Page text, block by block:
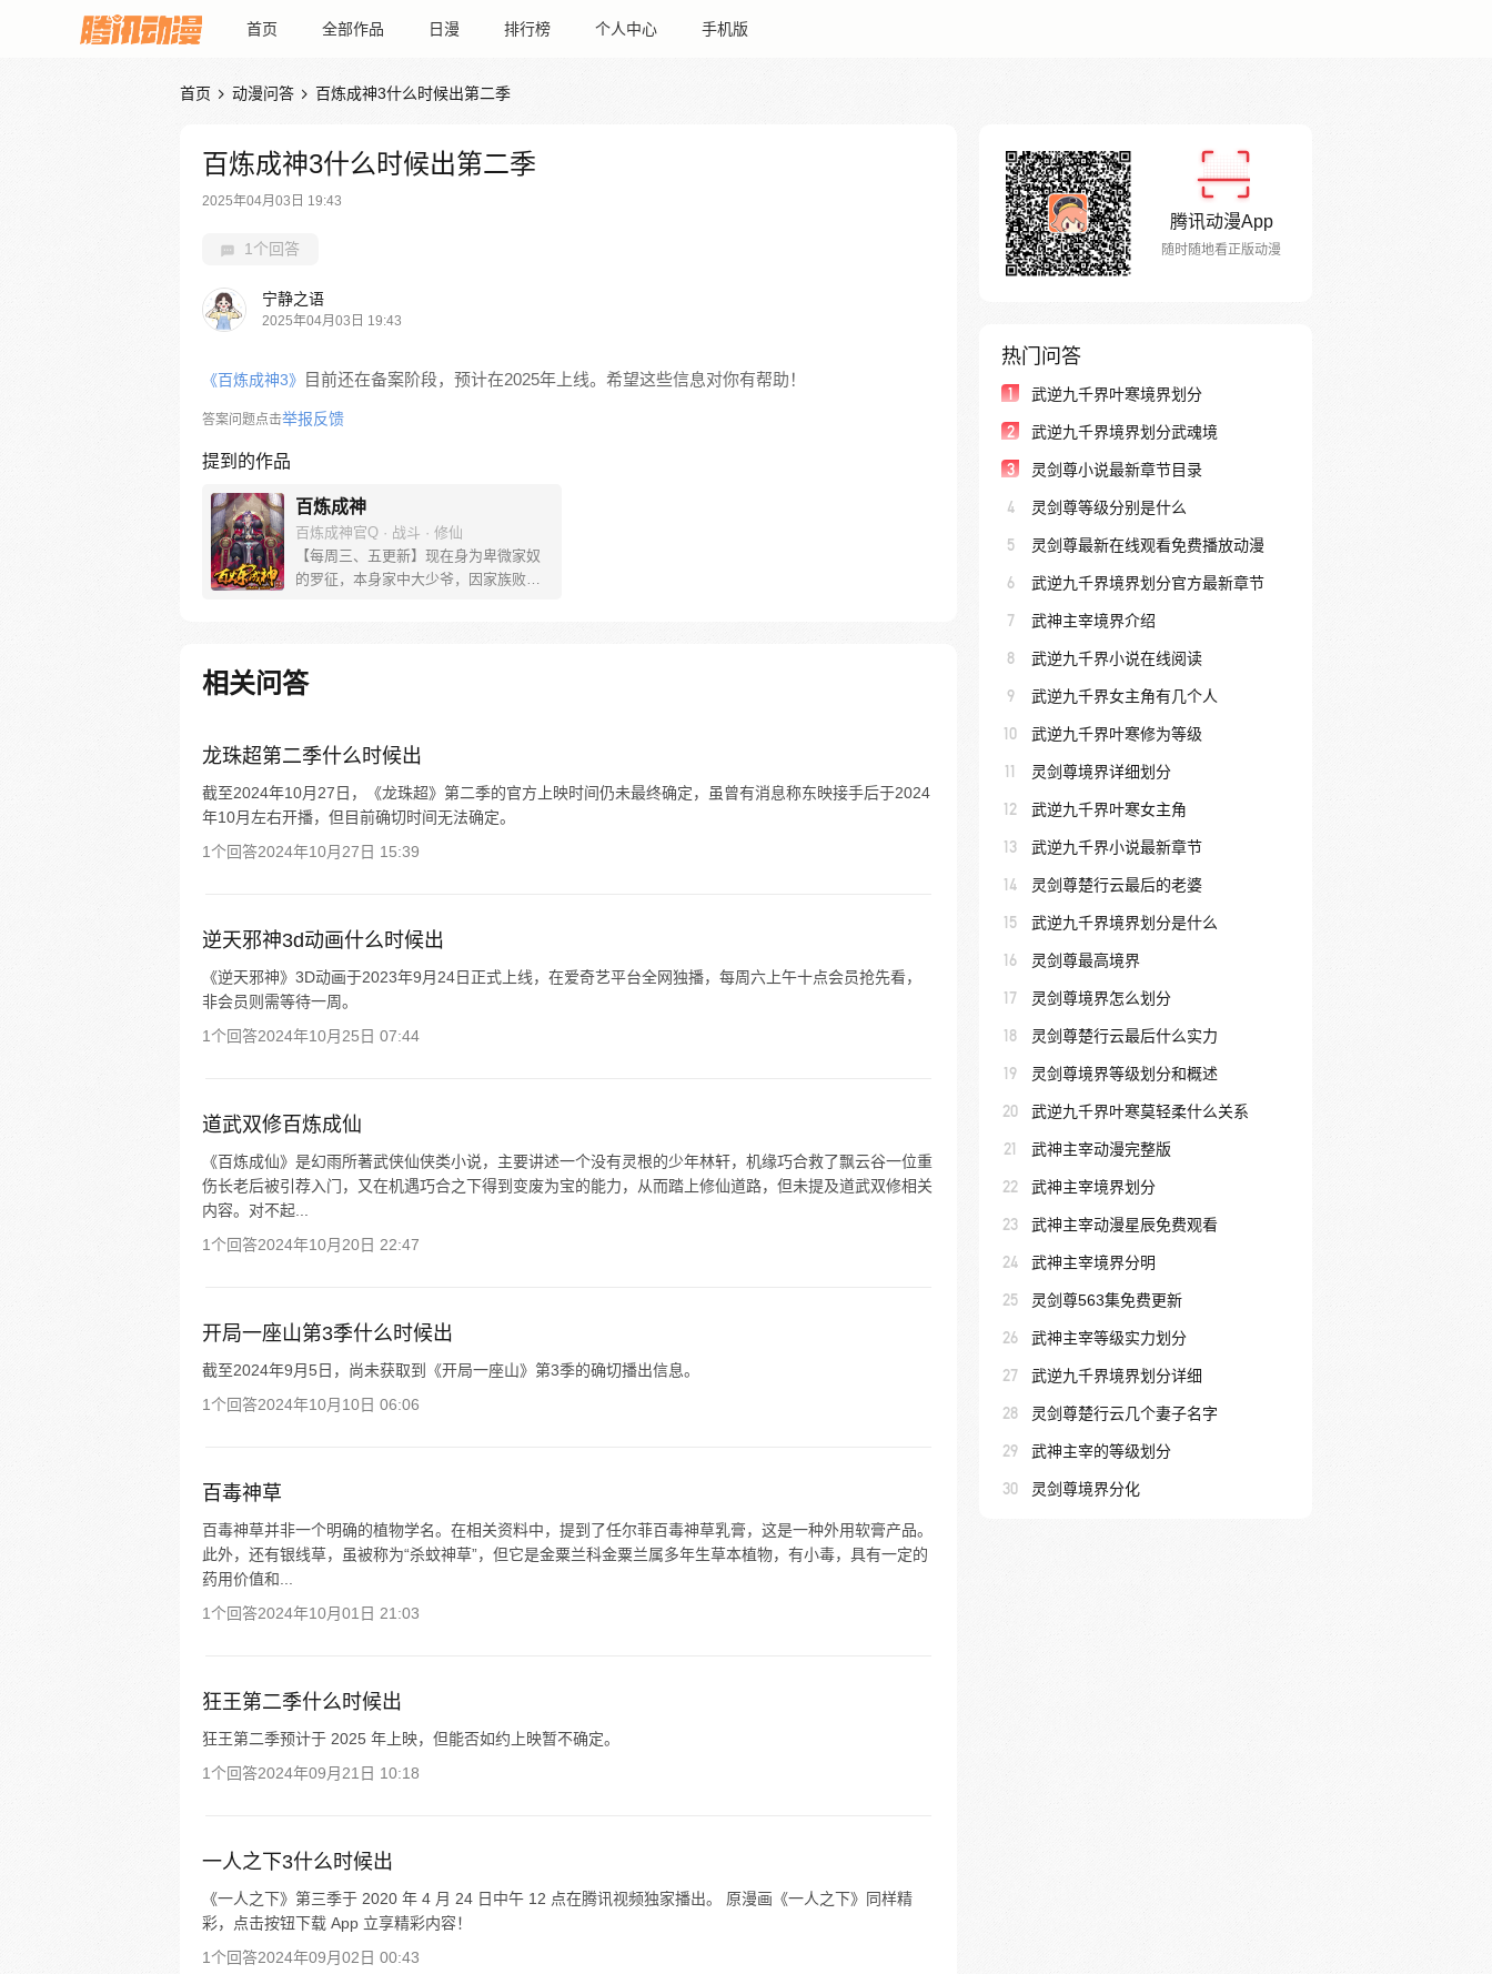
首页 全部作品 日漫 排行榜 个人中心 手机版
首页  动漫问答  百炼成神3什么时候出第二季
百炼成神3什么时候出第二季
2025年04月03日 19:43
1个回答
宁静之语
2025年04月03日 19:43
《百炼成神3》 目前还在备案阶段，预计在2025年上线。希望这些信息对你有帮助！
答案问题点击举报反馈
提到的作品
百炼成神
百炼成神官Q · 战斗 · 修仙
【每周三、五更新】现在身为卑微家奴
的罗征，本身家中大少爷，因家族败
炼制成器！而隐藏在这背后的神秘力量
到底是什么？参与周边活动请加QQ粉丝
相关问答
龙珠超第二季什么时候出
截至2024年10月27日，《龙珠超》第二季的官方上映时间仍未最终确定，虽曾有消息称东映接手后于2024
年10月左右开播，但目前确切时间无法确定。
1个回答2024年10月27日 15:39
逆天邪神3d动画什么时候出
《逆天邪神》3D动画于2023年9月24日正式上线，在爱奇艺平台全网独播，每周六上午十点会员抢先看，
非会员则需等待一周。
1个回答2024年10月25日 07:44
道武双修百炼成仙
《百炼成仙》是幻雨所著武侠仙侠类小说，主要讲述一个没有灵根的少年林轩，机缘巧合救了飘云谷一位重
伤长老后被引荐入门，又在机遇巧合之下得到变废为宝的能力，从而踏上修仙道路，但未提及道武双修相关
内容。对不起...
1个回答2024年10月20日 22:47
开局一座山第3季什么时候出
截至2024年9月5日，尚未获取到《开局一座山》第3季的确切播出信息。
1个回答2024年10月10日 06:06
百毒神草
百毒神草并非一个明确的植物学名。在相关资料中，提到了任尔菲百毒神草乳膏，这是一种外用软膏产品。
此外，还有银线草，虽被称为“杀蚊神草”，但它是金粟兰科金粟兰属多年生草本植物，有小毒，具有一定的
药用价值和...
1个回答2024年10月01日 21:03
狂王第二季什么时候出
狂王第二季预计于 2025 年上映，但能否如约上映暂不确定。
1个回答2024年09月21日 10:18
一人之下3什么时候出
《一人之下》第三季于 2020 年 4 月 24 日中午 12 点在腾讯视频独家播出。 原漫画《一人之下》同样精
彩，点击按钮下载 App 立享精彩内容！
1个回答2024年09月02日 00:43
腾讯动漫App
随时随地看正版动漫
热门问答
1 武逆九千界叶寒境界划分
2 武逆九千界境界划分武魂境
3 灵剑尊小说最新章节目录
4 灵剑尊等级分别是什么
5 灵剑尊最新在线观看免费播放动漫
6 武逆九千界境界划分官方最新章节
7 武神主宰境界介绍
8 武逆九千界小说在线阅读
9 武逆九千界女主角有几个人
10 武逆九千界叶寒修为等级
11 灵剑尊境界详细划分
12 武逆九千界叶寒女主角
13 武逆九千界小说最新章节
14 灵剑尊楚行云最后的老婆
15 武逆九千界境界划分是什么
16 灵剑尊最高境界
17 灵剑尊境界怎么划分
18 灵剑尊楚行云最后什么实力
19 灵剑尊境界等级划分和概述
20 武逆九千界叶寒莫轻柔什么关系
21 武神主宰动漫完整版
22 武神主宰境界划分
23 武神主宰动漫星辰免费观看
24 武神主宰境界分明
25 灵剑尊563集免费更新
26 武神主宰等级实力划分
27 武逆九千界境界划分详细
28 灵剑尊楚行云几个妻子名字
29 武神主宰的等级划分
30 灵剑尊境界分化